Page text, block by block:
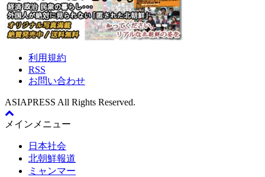
利用規約
RSS
お問い合わせ
ASIAPRESS All Rights Reserved.
メインメニュー
日本社会
北朝鮮報道
ミャンマー